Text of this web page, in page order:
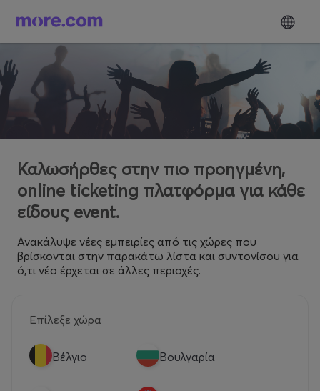
Καλωσήρθες στην πιο προηγμένη,
online ticketing πλατφόρμα για κάθε
είδους event.
Ανακάλυψε νέες εμπειρίες από τις χώρες που
βρίσκονται στην παρακάτω λίστα και συντονίσου για
ό,τι νέο έρχεται σε άλλες περιοχές.
Επίλεξε χώρα
Βέλγιο Βουλγαρία